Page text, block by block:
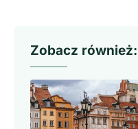
Zobacz również: